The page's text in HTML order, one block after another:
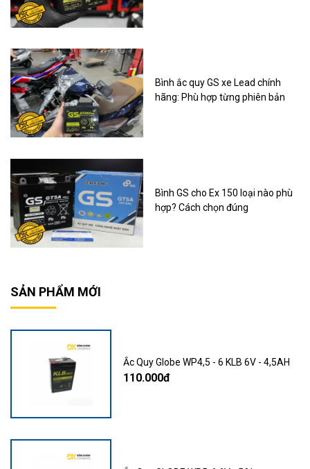
Bình ắc quy GS xe Lead chính
hãng: Phù hợp từng phiên bản
Bình GS cho Ex 150 loại nào phù
hợp? Cách chọn đúng
SẢN PHẨM MỚI
Ắc Quy Globe WP4,5 - 6 KLB 6V - 4,5AH
110.000đ